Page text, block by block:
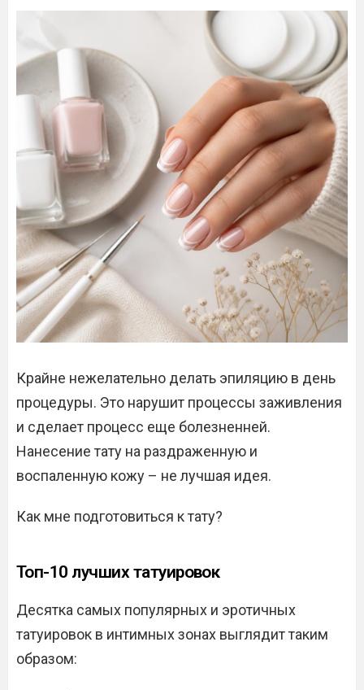
Крайне нежелательно делать эпиляцию в день
процедуры. Это нарушит процессы заживления
и сделает процесс еще болезненней.
Нанесение тату на раздраженную и
воспаленную кожу – не лучшая идея.
Как мне подготовиться к тату?
Топ-10 лучших татуировок
Десятка самых популярных и эротичных
татуировок в интимных зонах выглядит таким
образом: